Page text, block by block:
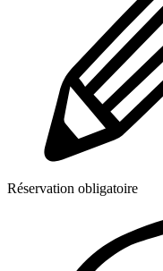
Réservation obligatoire